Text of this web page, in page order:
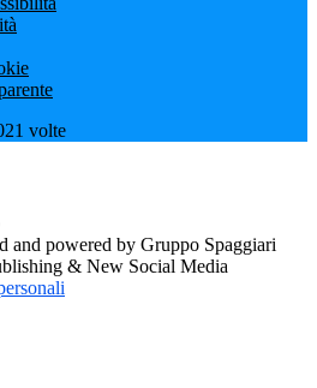
volte
and powered by Gruppo Spaggiari
& New Social Media